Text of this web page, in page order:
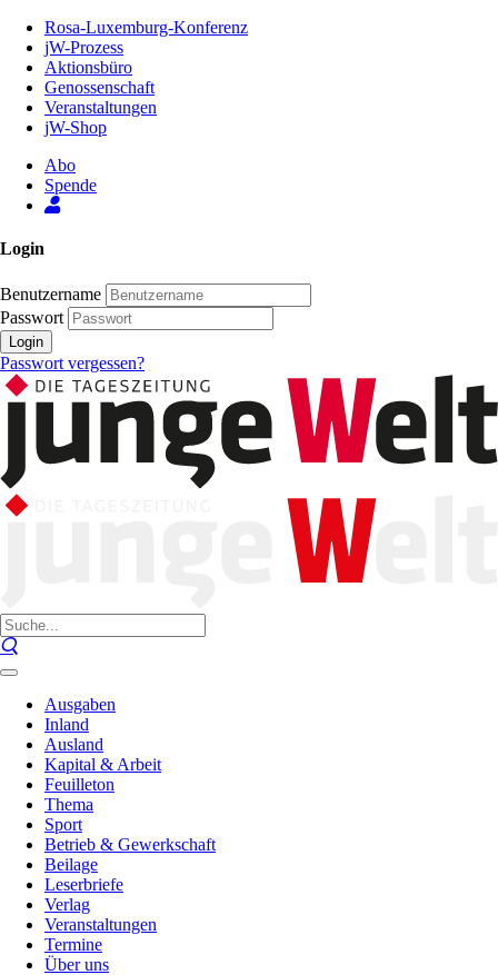
Inhalt
Seite
Rosa-Luxemburg-Konferenz
jW-Prozess
Aktionsbüro
Genossenschaft
Veranstaltungen
jW-Shop
Abo
Spende
Login
Benutzername
Passwort
Login
Passwort vergessen?
Ausgaben
Inland
Ausland
Kapital & Arbeit
Feuilleton
Thema
Sport
Betrieb & Gewerkschaft
Beilage
Leserbriefe
Verlag
Veranstaltungen
Termine
Über uns